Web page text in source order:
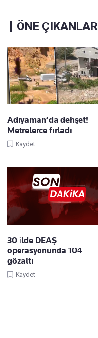
ÖNE ÇIKANLAR
Adıyaman’da dehşet!
Metrelerce fırladı
Kaydet
30 ilde DEAŞ
operasyonunda 104
gözaltı
Kaydet